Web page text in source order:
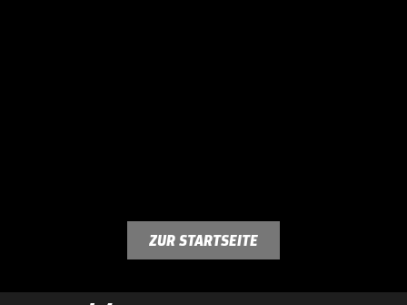
ZUR STARTSEITE